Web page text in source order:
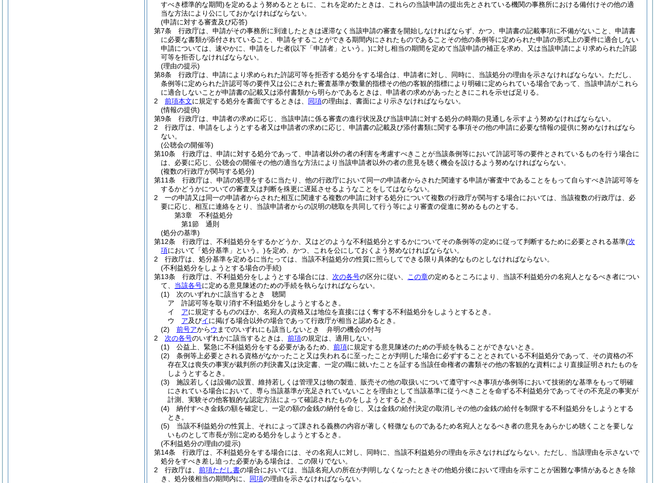
すべき標準的な期間)を定めるよう努めるとともに、これを定めたときは、これらの当該申請の提出先とされている機関の事務所における備付けその他の適
当な方法により公にしておかなければならない。
(申請に対する審査及び応答)
第7条
行政庁は、申請がその事務所に到達したときは遅滞なく当該申請の審査を開始しなければならず、かつ、申請書の記載事項に不備がないこと、申請書
に必要な書類が添付されていること、申請をすることができる期間内にされたものであることその他の条例等に定められた申請の形式上の要件に適合しない
申請については、速やかに、申請をした者(以下「申請者」という。)に対し相当の期間を定めて当該申請の補正を求め、又は当該申請により求められた許認
可等を拒否しなければならない。
(理由の提示)
第8条
行政庁は、申請により求められた許認可等を拒否する処分をする場合は、申請者に対し、同時に、当該処分の理由を示さなければならない。 ただし、
条例等に定められた許認可等の要件又は公にされた審査基準が数量的指標その他の客観的指標により明確に定められている場合であって、当該申請がこれら
に適合しないことが申請書の記載又は添付書類から明らかであるときは、申請者の求めがあったときにこれを示せば足りる。
2
前項本文に規定する処分を書面でするときは、 同項の理由は、書面により示さなければならない。
(情報の提供)
第9条
行政庁は、申請者の求めに応じ、当該申請に係る審査の進行状況及び当該申請に対する処分の時期の見通しを示すよう努めなければならない。
2
行政庁は、申請をしようとする者又は申請者の求めに応じ、申請書の記載及び添付書類に関する事項その他の申請に必要な情報の提供に努めなければなら
ない。
(公聴会の開催等)
第10条
行政庁は、申請に対する処分であって、申請者以外の者の利害を考慮すべきことが当該条例等において許認可等の要件とされているものを行う場合に
は、必要に応じ、公聴会の開催その他の適当な方法により当該申請者以外の者の意見を聴く機会を設けるよう努めなければならない。
(複数の行政庁が関与する処分)
第11条
行政庁は、申請の処理をするに当たり、他の行政庁において同一の申請者からされた関連する申請が審査中であることをもって自らすべき許認可等を
するかどうかについての審査又は判断を殊更に遅延させるようなことをしてはならない。
2
一の申請又は同一の申請者からされた相互に関連する複数の申請に対する処分について複数の行政庁が関与する場合においては、当該複数の行政庁は、必
要に応じ、相互に連絡をとり、当該申請者からの説明の聴取を共同して行う等により審査の促進に努めるものとする。
第3章
不利益処分
第1節
通則
(処分の基準)
第12条
行政庁は、不利益処分をするかどうか、又はどのような不利益処分とするかについてその条例等の定めに従って判断するために必要とされる基準(次
項において「処分基準」という。)を定め、かつ、これを公にしておくよう努めなければならない。
2
行政庁は、処分基準を定めるに当たっては、当該不利益処分の性質に照らしてできる限り具体的なものとしなければならない。
(不利益処分をしようとする場合の手続)
第13条
行政庁は、不利益処分をしようとする場合には、 次の各号の区分に従い、 この章の定めるところにより、当該不利益処分の名宛人となるべき者につい
て、 当該各号に定める意見陳述のための手続を執らなければならない。
(1)
次のいずれかに該当するとき 聴聞
ア
許認可等を取り消す不利益処分をしようとするとき。
イ
アに規定するもののほか、名宛人の資格又は地位を直接にはく奪する不利益処分をしようとするとき。
ウ
ア及びイに掲げる場合以外の場合であって行政庁が相当と認めるとき。
(2)
前号アからウ までのいずれにも該当しないとき 弁明の機会の付与
2
次の各号のいずれかに該当するときは、 前項の規定は、適用しない。
(1)
公益上、緊急に不利益処分をする必要があるため、 前項に規定する意見陳述のための手続を執ることができないとき。
(2)
条例等上必要とされる資格がなかったこと又は失われるに至ったことが判明した場合に必ずすることとされている不利益処分であって、その資格の不
存在又は喪失の事実が裁判所の判決書又は決定書、一定の職に就いたことを証する当該任命権者の書類その他の客観的な資料により直接証明されたものを
しようとするとき。
(3)
施設若しくは設備の設置、維持若しくは管理又は物の製造、販売その他の取扱いについて遵守すべき事項が条例等において技術的な基準をもって明確
にされている場合において、専ら当該基準が充足されていないことを理由として当該基準に従うべきことを命ずる不利益処分であってその不充足の事実が
計測、実験その他客観的な認定方法によって確認されたものをしようとするとき。
(4)
納付すべき金銭の額を確定し、一定の額の金銭の納付を命じ、又は金銭の給付決定の取消しその他の金銭の給付を制限する不利益処分をしようとする
とき。
(5)
当該不利益処分の性質上、それによって課される義務の内容が著しく軽微なものであるため名宛人となるべき者の意見をあらかじめ聴くことを要しな
いものとして市長が別に定める処分をしようとするとき。
(不利益処分の理由の提示)
第14条
行政庁は、不利益処分をする場合には、その名宛人に対し、同時に、当該不利益処分の理由を示さなければならない。 ただし、当該理由を示さないで
処分をすべき差し迫った必要がある場合は、この限りでない。
2
行政庁は、 前項ただし書の場合においては、当該名宛人の所在が判明しなくなったときその他処分後において理由を示すことが困難な事情があるときを除
き、処分後相当の期間内に、 同項の理由を示さなければならない。